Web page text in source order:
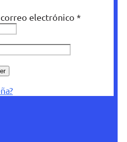
electrónico *